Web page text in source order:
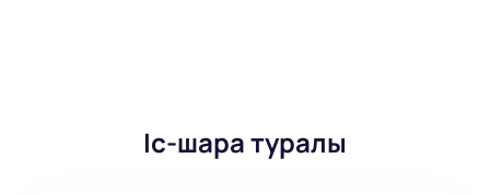
Іс-шара туралы